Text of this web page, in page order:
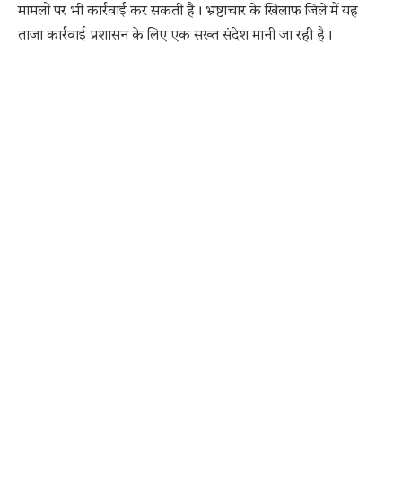
मामलों पर भी कार्रवाई कर सकती है। भ्रष्टाचार के खिलाफ जिले में यह
ताजा कार्रवाई प्रशासन के लिए एक सख्त संदेश मानी जा रही है।